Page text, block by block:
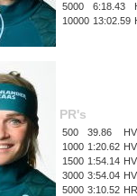
5000
6:18.43
10000 13:02.59
PR's
500 39.86
HV
1000 1:20.62 HV
1500 1:54.14 HV
3000 3:54.04 HV
5000 3:10.52 HR